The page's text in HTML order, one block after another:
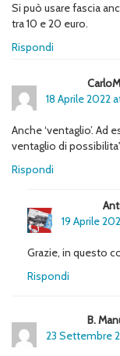
Si può usare fascia
tra 10 e 20 euro.
Rispondi
18 Aprile 2022
Anche ‘ventaglio’.
ventaglio di
Rispondi
19 Aprile
Grazie, in questo
Rispondi
B.
23 Settembre